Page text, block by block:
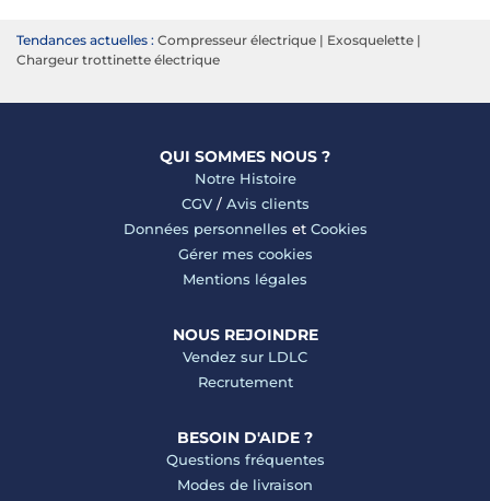
Tendances actuelles : Compresseur électrique | Exosquelette |
Chargeur trottinette électrique
QUI SOMMES NOUS ?
Notre Histoire
CGV/ Avis clients
Données personnelles et Cookies
Gérer mes cookies
Mentions légales
NOUS REJOINDRE
Vendez sur LDLC
Recrutement
BESOIN D'AIDE ?
Questions fréquentes
Modes de livraison